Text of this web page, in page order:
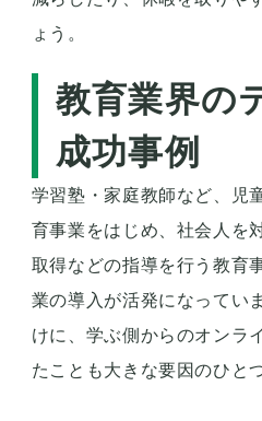
ょう。
教育業界の
成功事例
学習塾・家庭教師など、児
育事業をはじめ、社会人を
取得などの指導を行う教育
業の導入が活発になってい
けに、学ぶ側からのオンラ
たことも大きな要因のひと